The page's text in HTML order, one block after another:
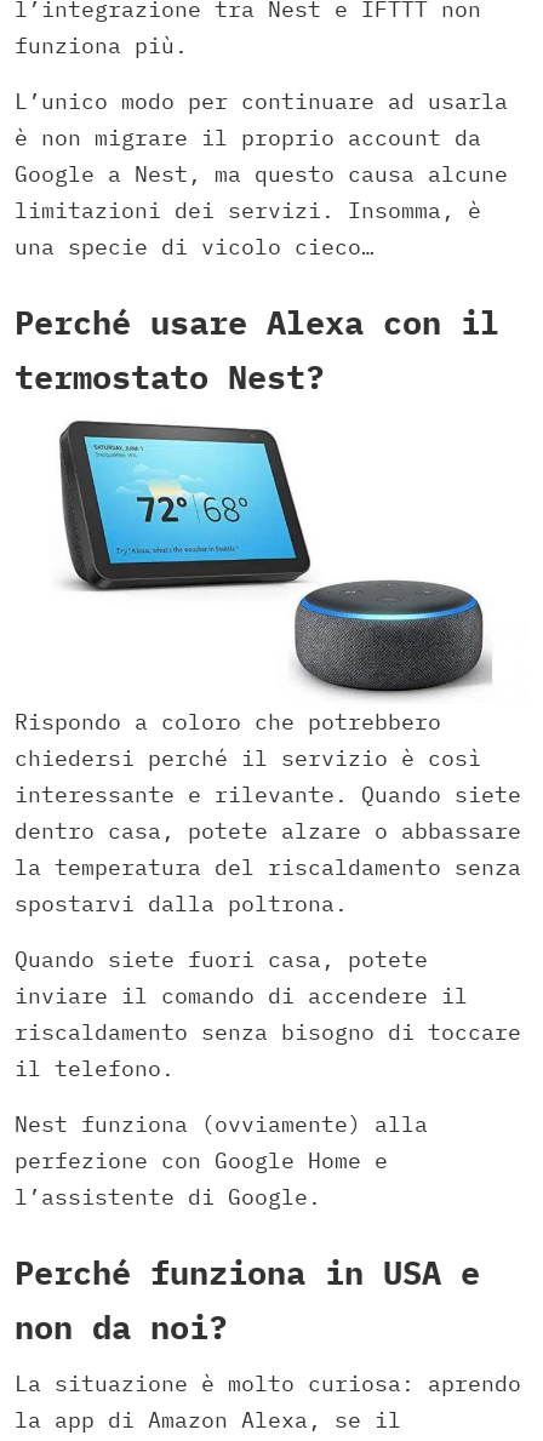
l’integrazione tra Nest e IFTTT non
funziona più.
L’unico modo per continuare ad usarla
è non migrare il proprio account da
Google a Nest, ma questo causa alcune
limitazioni dei servizi. Insomma, è
una specie di vicolo cieco…
Perché usare Alexa con il
termostato Nest?
Rispondo a coloro che potrebbero
chiedersi perché il servizio è così
interessante e rilevante. Quando siete
dentro casa, potete alzare o abbassare
la temperatura del riscaldamento senza
spostarvi dalla poltrona.
Quando siete fuori casa, potete
inviare il comando di accendere il
riscaldamento senza bisogno di toccare
il telefono.
Nest funziona (ovviamente) alla
perfezione con Google Home e
l’assistente di Google.
Perché funziona in USA e
non da noi?
La situazione è molto curiosa: aprendo
la app di Amazon Alexa, se il